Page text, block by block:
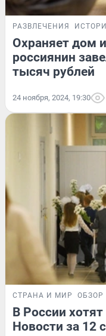
РАЗВЛЕЧЕНИЯ
Охраняет дом
россиянин
тысяч рублей
24 ноября, 2024, 19:30
СТРАНА И МИР ОБЗОР
В России
Новости за 12